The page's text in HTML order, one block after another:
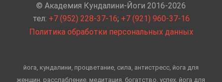
© Академия Кундалини-Йоги 2016-2026
тел: +7 (952) 228-37-16; +7 (921) 960-37-16
Политика обработки персональных данных
йога, кундалини, процветание, сила, антистресс, йога для
женщин, расслабление, медитация, богатство, успех, йога для